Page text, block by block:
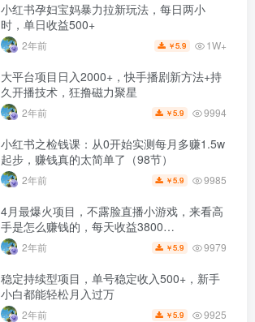
小红书孕妇宝妈暴力拉新玩法，每日两小
时，单日收益500+
2年前 ￥5.9 1W+
大平台项目日入2000+，快手播剧新方法+持
久开播技术，狂撸磁力聚星
2年前 ￥5.9 9994
小红书之检钱课：从0开始实测每月多赚1.5w
起步，赚钱真的太简单了（98节）
2年前 ￥5.9 9985
4月最爆火项目，不露脸直播小游戏，来看高
手是怎么赚钱的，每天收益3800…
2年前 ￥5.9 9979
稳定持续型项目，单号稳定收入500+，新手
小白都能轻松月入过万
2年前 ￥5.9 9925